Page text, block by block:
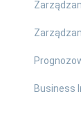
Business